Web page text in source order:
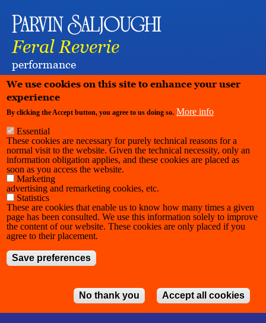
Parvin Saljoughi
Feral Reverie
performance
BEURSSCHOUWBURG
We use cookies on this site to enhance your user
experience
By clicking the Accept button, you agree to us doing so. More info
Essential
These cookies are necessary for purely technical reasons for a
normal visit to the website. Given the technical necessity, only an
information obligation applies, and these cookies are placed as
soon as you access the website.
Marketing
advertising and remarketing cookies, etc.
Statistics
These are cookies that enable us to know how many times a given
page has been consulted. We use this information solely to improve
the content of our website. These cookies are only placed if you
agree to their placement.
Save preferences
No thank you Accept all cookies